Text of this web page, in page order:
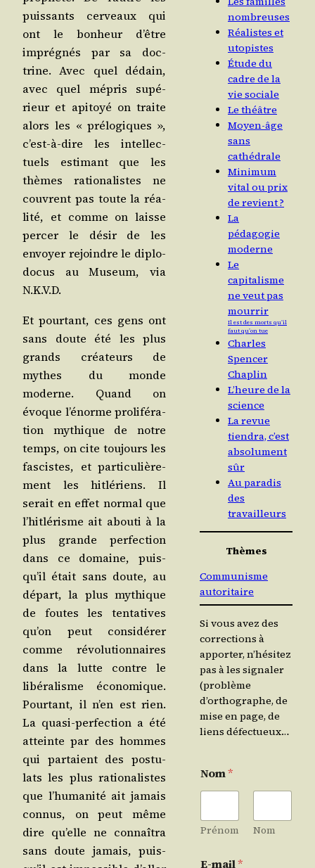
puis­sants cer­veaux qui
ont le bon­heur d’être
impré­gnés par sa doc­
trine. Avec quel dédain,
avec quel mépris supé­
rieur et api­toyé on traite
alors les « pré­lo­giques »,
c’est-à-dire les intel­lec­
tuels esti­mant que les
thèmes ratio­na­listes ne
couvrent pas toute la réa­
li­té, et comme on laisse
per­cer le désir de les
envoyer rejoindre le diplo­
do­cus au Museum, via
N.K.V.D.
Et pour­tant, ces gens ont
sans doute été les plus
grands créa­teurs de
mythes du monde
moderne. Quand on
évoque l’é­norme pro­li­fé­ra­
tion mythique de notre
temps, on cite tou­jours les
fas­cistes, et par­ti­cu­liè­re­
ment les hit­lé­riens. Il
serait en effet nor­mal que
l’hit­lé­risme ait abou­ti à la
plus grande per­fec­tion
dans ce domaine, puis­
qu’il était sans doute, au
départ, la plus mythique
de foutes les ten­ta­tives
qu’on peut consi­dé­rer
comme révo­lu­tion­naires
dans la lutte contre le
libé­ra­lisme éco­no­mique.
Pour­tant, il n’en est rien.
La qua­si-per­fec­tion a été
atteinte par des hommes
qui par­taient des pos­tu­
lats les plus ratio­na­listes
que l’hu­ma­ni­té ait jamais
connus, on peut même
dire qu’elle ne connaî­tra
sans doute jamais, puis­
nombreuses
Réalistes et
utopistes
Étude du
cadre de la
vie sociale
Le théâtre
Moyen-âge
sans
cathédrale
Minimum
vital ou prix
de revient ?
La
pédagogie
moderne
Le
capitalisme
ne veut pas
mourrir
Il est des morts qu’il
faut qu’on tue
Charles
Spencer
Chaplin
L’heure de la
science
La revue
tiendra, c’est
absolument
sûr
Au paradis
des
travailleurs
Thèmes
Communisme
autoritaire
Si vous avez des
corrections à
apporter, n’hésitez
pas à les signaler
(problème
d’orthographe, de
mise en page, de
liens défectueux…
Nom*
Prénom Nom
E-mail*